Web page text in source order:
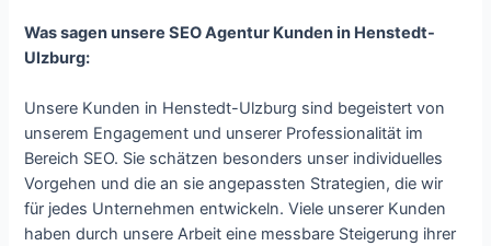
Was sagen unsere SEO Agentur Kunden in Henstedt-
Ulzburg:
Unsere Kunden in Henstedt-Ulzburg sind begeistert von
unserem Engagement und unserer Professionalität im
Bereich SEO. Sie schätzen besonders unser individuelles
Vorgehen und die an sie angepassten Strategien, die wir
für jedes Unternehmen entwickeln. Viele unserer Kunden
haben durch unsere Arbeit eine messbare Steigerung ihrer